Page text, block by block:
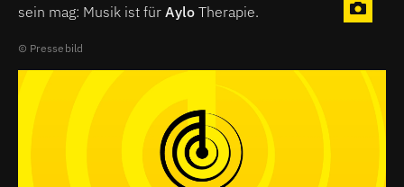
sein mag: Musik ist für Aylo Therapie.
Pressebild